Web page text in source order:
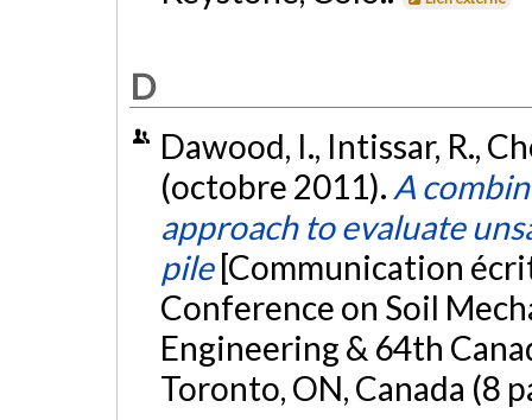
D
Dawood, I., Intissar, R.,
(octobre 2011). A
approach to evaluate
pile [Communication
Conference on Soil
Engineering & 64th
Toronto, ON, Canada (8